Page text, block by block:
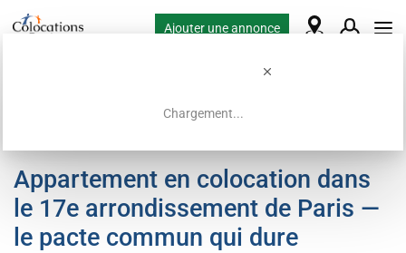
Chargement...
Ajouter une annonce
Appartement en colocation dans
le 17e arrondissement de Paris —
le pacte commun qui dure